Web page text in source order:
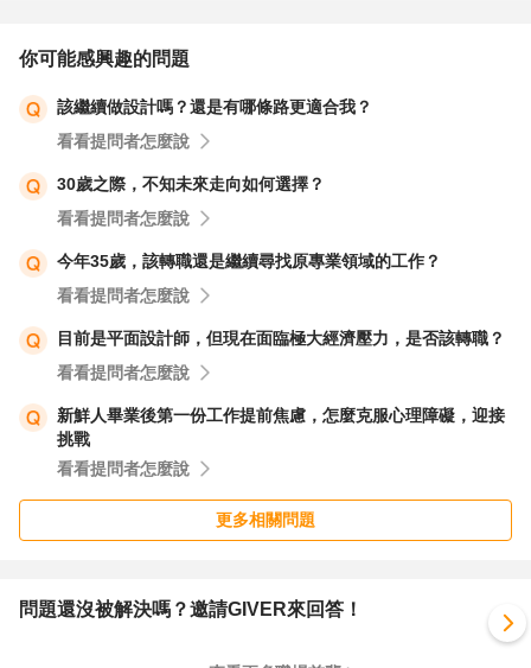
你可能感興趣的問題
該繼續做設計嗎？還是有哪條路更適合我？
看看提問者怎麼說
30歲之際，不知未來走向如何選擇？
看看提問者怎麼說
今年35歲，該轉職還是繼續尋找原專業領域的工作？
看看提問者怎麼說
目前是平面設計師，但現在面臨極大經濟壓力，是否該轉職？
看看提問者怎麼說
新鮮人畢業後第一份工作提前焦慮，怎麼克服心理障礙，迎接
挑戰
看看提問者怎麼說
更多相關問題
問題還沒被解決嗎？邀請GIVER來回答！